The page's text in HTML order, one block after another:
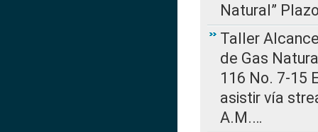
Natural”
Taller
de Gas
116 No. 7-15
asistir vía
A.M.…